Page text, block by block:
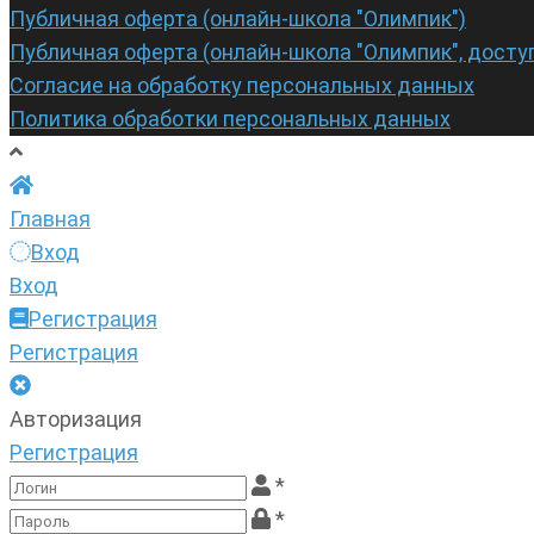
Публичная оферта (онлайн-школа "Олимпик")
Публичная оферта (онлайн-школа "Олимпик",
Согласие на обработку персональных данных
Политика обработки персональных данных
Главная
Вход
Вход
Регистрация
Регистрация
Авторизация
Регистрация
*
*